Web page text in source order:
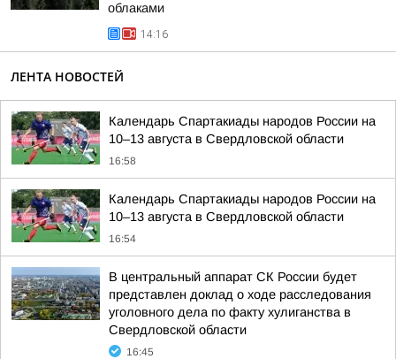
облаками
14:16
ЛЕНТА НОВОСТЕЙ
Календарь Спартакиады народов России на
10–13 августа в Свердловской области
16:58
Календарь Спартакиады народов России на
10–13 августа в Свердловской области
16:54
В центральный аппарат СК России будет
представлен доклад о ходе расследования
уголовного дела по факту хулиганства в
Свердловской области
16:45